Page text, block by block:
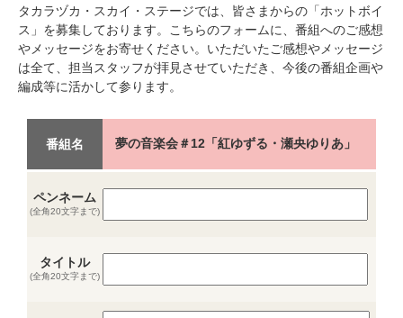
タカラヅカ・スカイ・ステージでは、皆さまからの「ホットボイ
ス」を募集しております。こちらのフォームに、番組へのご感想
やメッセージをお寄せください。いただいたご感想やメッセージ
は全て、担当スタッフが拝見させていただき、今後の番組企画や
編成等に活かして参ります。
番組名 夢の音楽会＃12「紅ゆずる・瀬央ゆりあ」
ペンネーム
(全角20文字まで)
タイトル
(全角20文字まで)